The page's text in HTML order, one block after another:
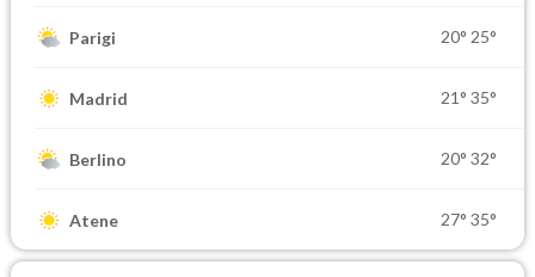
Parigi 20° 25°
Madrid 21° 35°
Berlino 20° 32°
Atene 27° 35°